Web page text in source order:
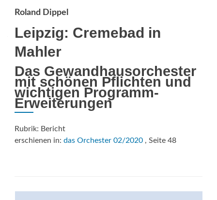
Roland Dippel
Leipzig: Cremebad in
Mahler
Das Gewandhausorchester
mit schönen Pflichten und
wichtigen Programm-
Erweiterungen
Rubrik: Bericht
erschienen in: das Orchester 02/2020 , Seite 48